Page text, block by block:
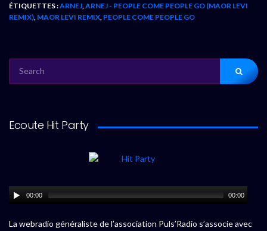
ÉTIQUETTES :ARNEJ ARNEJ - PEOPLE COME PEOPLE GO (MAOR LEVI
REMIX) MAOR LEVI REMIX PEOPLE COME PEOPLE GO
FOR:
Ecoute Hit Party
00:00 00:00
La webradio généraliste de l’association Puls’Radio s’associe avec